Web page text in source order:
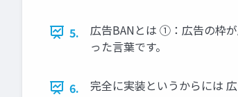
5.
広告BANとは ①：広告の枠
った言葉です。
6. 完全に実装というからには